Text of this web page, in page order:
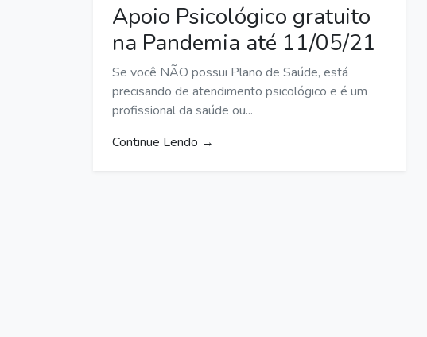
Apoio Psicológico gratuito
na Pandemia até 11/05/21
Se você NÃO possui Plano de Saúde, está
precisando de atendimento psicológico e é um
profissional da saúde ou...
Continue Lendo →